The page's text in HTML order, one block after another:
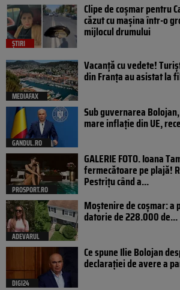
ȘTIRI
Clipe de coșmar pentru
căzut cu mașina într-o
mijlocul drumului
MEDIAFAX
Vacanță cu vedete!
din Franța au asistat la
GANDUL.RO
Sub guvernarea
mare inflație din UE,
PROSPORT.RO
GALERIE FOTO. Ioana
fermecătoare pe plajă!
Pestrițu când a...
ADEVARUL
Moștenire de coșmar:
datorie de 228.000 de...
DIGI24
Ce spune Ilie Bolojan
declarației de avere a